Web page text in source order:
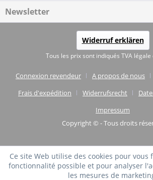
Newsletter
Widerruf erklären
Tous les prix sont indiqués TVA
Connexion revendeur A propos de nous
Frais d'expédition
Widerrufsrecht
Impressum
Copyright © - Tous droits
Ce site Web utilise des cookies pour
fonctionnalité possible et pour analyser
les mesures de